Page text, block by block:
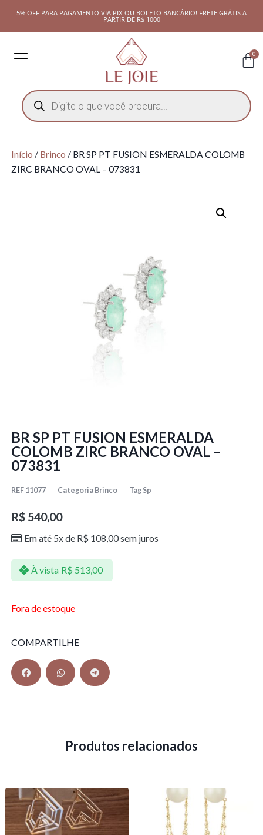
5% OFF PARA PAGAMENTO VIA PIX OU BOLETO BANCÁRIO! FRETE GRÁTIS A
PARTIR DE R$ 1000
0
Início / Brinco / BR SP PT FUSION ESMERALDA COLOMB
ZIRC BRANCO OVAL – 073831
BR SP PT FUSION ESMERALDA
COLOMB ZIRC BRANCO OVAL –
073831
REF 11077 Categoria Brinco Tag Sp
R$540,00
Em até 5x de R$ 108,00sem juros
À vista R$ 513,00
Fora de estoque
COMPARTILHE
Produtos relacionados